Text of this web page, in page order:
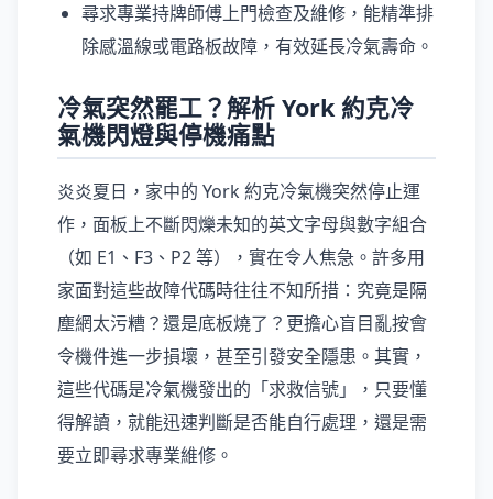
尋求專業持牌師傅上門檢查及維修，能精準排
除感溫線或電路板故障，有效延長冷氣壽命。
冷氣突然罷工？解析 York 約克冷
氣機閃燈與停機痛點
炎炎夏日，家中的 York 約克冷氣機突然停止運
作，面板上不斷閃爍未知的英文字母與數字組合
（如 E1、F3、P2 等），實在令人焦急。許多用
家面對這些故障代碼時往往不知所措：究竟是隔
塵網太污糟？還是底板燒了？更擔心盲目亂按會
令機件進一步損壞，甚至引發安全隱患。其實，
這些代碼是冷氣機發出的「求救信號」，只要懂
得解讀，就能迅速判斷是否能自行處理，還是需
要立即尋求專業維修。